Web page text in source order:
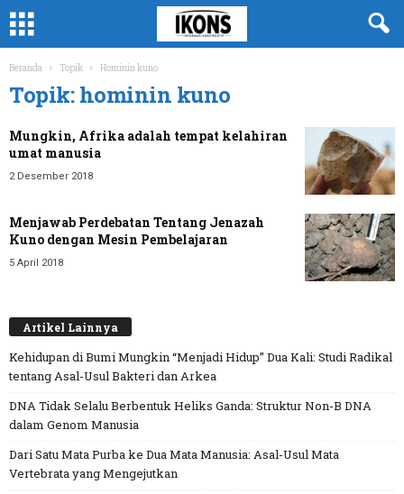
Beranda Topik Hominin kuno
Topik: hominin kuno
Mungkin, Afrika adalah tempat kelahiran
umat manusia
2 Desember 2018
Menjawab Perdebatan Tentang Jenazah
Kuno dengan Mesin Pembelajaran
5 April 2018
Artikel Lainnya
Kehidupan di Bumi Mungkin “Menjadi Hidup” Dua Kali: Studi Radikal
tentang Asal-Usul Bakteri dan Arkea
DNA Tidak Selalu Berbentuk Heliks Ganda: Struktur Non-B DNA
dalam Genom Manusia
Dari Satu Mata Purba ke Dua Mata Manusia: Asal-Usul Mata
Vertebrata yang Mengejutkan